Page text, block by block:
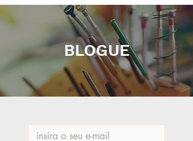
BLOGUE